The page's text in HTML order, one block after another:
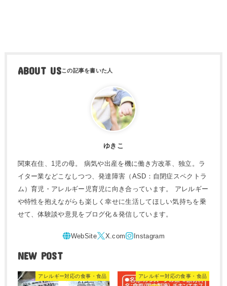
ABOUT US
ゆきこ
関東在住、1児の母。 病気や出産を機に働き方改革、独立。ラ
イター業などこなしつつ、発達障害（ASD：自閉症スペクトラ
ム）育児・アレルギー児育児に向き合っています。 アレルギー
や特性を抱えながらも楽しく幸せに生活してほしい気持ちを乗
せて、体験談や意見をブログ化＆発信しています。
NEW POST
アレルギー対応の食事・食品 アレルギー対応の食事・食品